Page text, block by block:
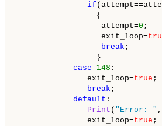
if
{
attempt=0 ;
exit_loop=
break ;
}
case
148 :
exit_loop=true ;
break ;
default :
Print ( "Error: "
exit_loop=true ;